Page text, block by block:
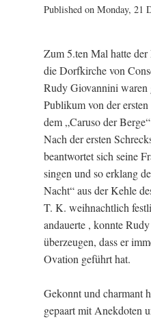
Published on Monday, 21
Zum 5.ten Mal hatte
die Dorfkirche von
Rudy Giovannini waren
Publikum von der
dem „Caruso der
Nach der ersten
beantwortet sich seine
singen und so erklang
Nacht“ aus der Kehle
T. K. weihnachtlich
andauerte , konnte
überzeugen, dass er
Ovation geführt hat.
Gekonnt und charmant
gepaart mit Anekdoten